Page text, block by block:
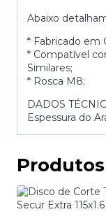
Abaixo
* Fabricado em
* Compatível
Similares;
* Rosca M8;
DADOS
Espessura do